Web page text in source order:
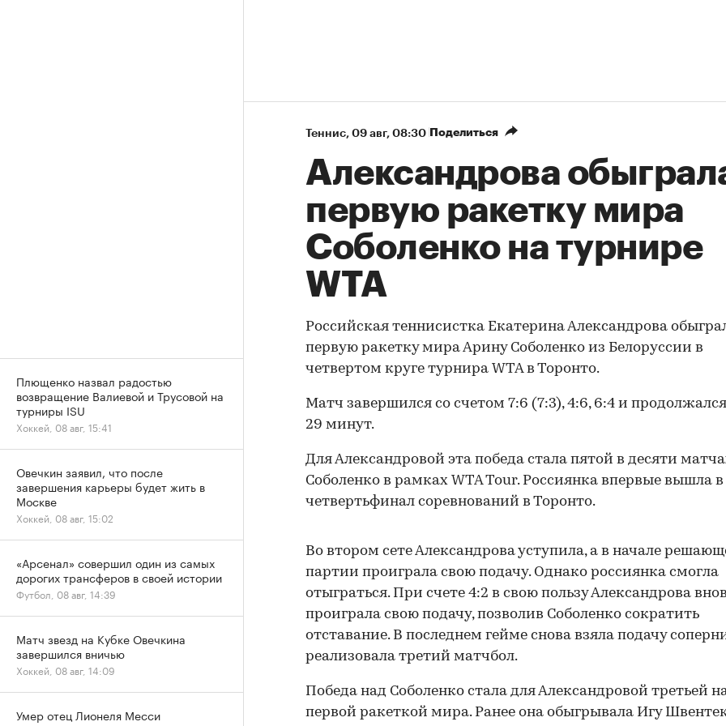
Теннис⁠, 09 авг, 08:30 Поделиться
Александрова
первую ракетку мира
Соболенко на турнире
WTA
Российская теннисистка Екатерина Александрова
первую ракетку мира Арину Соболенко из Белоруссии в
четвертом круге турнира WTA в Торонто.
Матч завершился со счетом 7:6 (7:3), 4:6, 6:4 и
29 минут.
Для Александровой эта победа стала пятой в десяти
Соболенко в рамках WTA Tour. Россиянка впервые вышла в
четвертьфинал соревнований в Торонто.
Во втором сете Александрова уступила, а в начале
партии проиграла свою подачу. Однако россиянка смогла
отыграться. При счете 4:2 в свою пользу Александрова
проиграла свою подачу, позволив Соболенко сократить
отставание. В последнем гейме снова взяла подачу
реализовала третий матчбол.
Победа над Соболенко стала для Александровой третьей
первой ракеткой мира. Ранее она обыгрывала Игу
Плющенко назвал радостью
возвращение Валиевой и Трусовой на
турниры ISU
Хоккей, 08 авг, 15:41
Овечкин заявил, что после
завершения карьеры будет жить в
Москве
Хоккей, 08 авг, 15:02
«Арсенал» совершил один из самых
дорогих трансферов в своей истории
Футбол, 08 авг, 14:39
Матч звезд на Кубке Овечкина
завершился вничью
Хоккей, 08 авг, 14:09
Умер отец Лионеля Месси